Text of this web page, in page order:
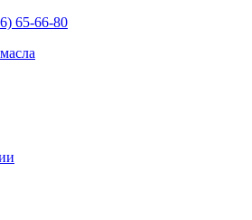
65-66-80